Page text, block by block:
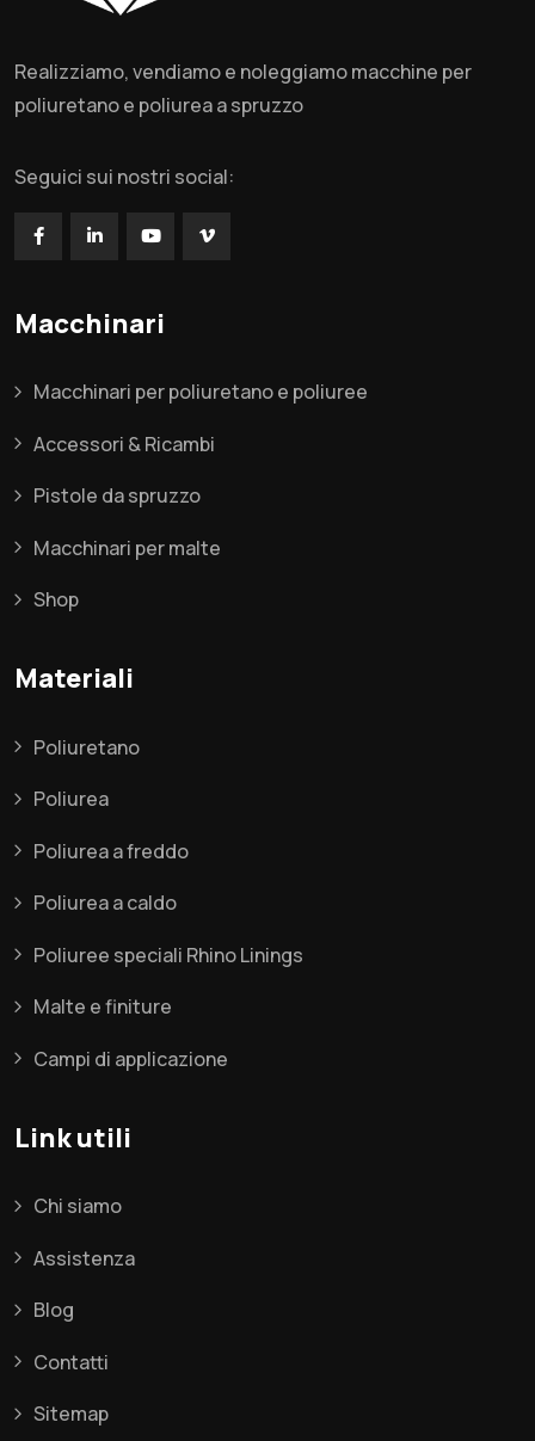
Realizziamo, vendiamo e noleggiamo macchine per
poliuretano e poliurea a spruzzo
Seguici sui nostri social:
Macchinari
Macchinari per poliuretano e poliuree
Accessori & Ricambi
Pistole da spruzzo
Macchinari per malte
Shop
Materiali
Poliuretano
Poliurea
Poliurea a freddo
Poliurea a caldo
Poliuree speciali Rhino Linings
Malte e finiture
Campi di applicazione
Link utili
Chi siamo
Assistenza
Blog
Contatti
Sitemap